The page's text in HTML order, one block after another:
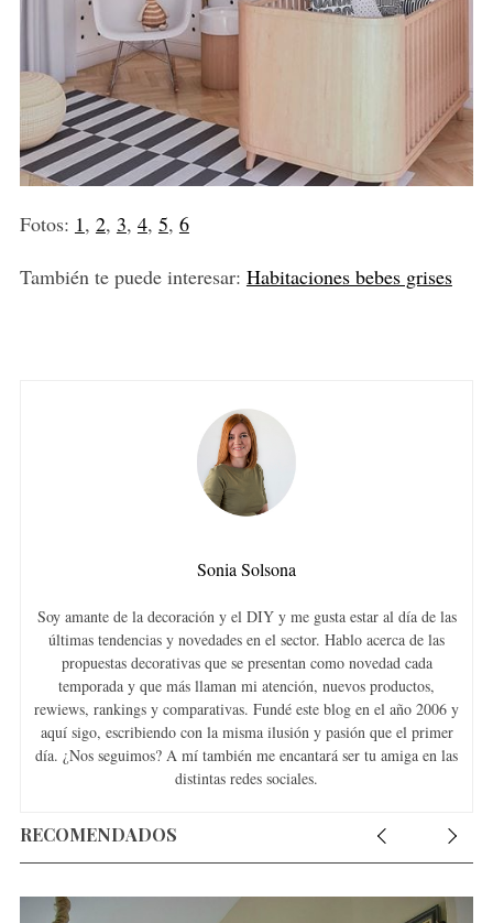
Fotos: 1, 2, 3, 4, 5, 6
También te puede interesar: Habitaciones bebes grises
Sonia Solsona
Soy amante de la decoración y el DIY y me gusta estar al día de las
últimas tendencias y novedades en el sector. Hablo acerca de las
propuestas decorativas que se presentan como novedad cada
temporada y que más llaman mi atención, nuevos productos,
rewiews, rankings y comparativas. Fundé este blog en el año 2006 y
aquí sigo, escribiendo con la misma ilusión y pasión que el primer
día. ¿Nos seguimos? A mí también me encantará ser tu amiga en las
distintas redes sociales.
RECOMENDADOS